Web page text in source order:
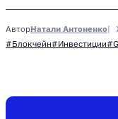
АвторНатали Антоненко
#Блокчейн#Инвестиции